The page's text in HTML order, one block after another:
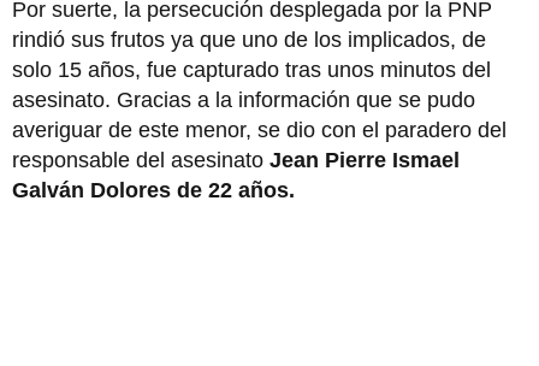
Por suerte, la persecución desplegada por la PNP
rindió sus frutos ya que uno de los implicados, de
solo 15 años, fue capturado tras unos minutos del
asesinato. Gracias a la información que se pudo
averiguar de este menor, se dio con el paradero del
responsable del asesinato Jean Pierre Ismael
Galván Dolores de 22 años.